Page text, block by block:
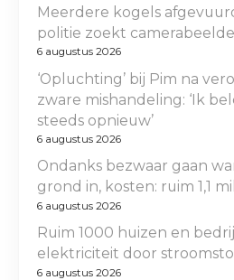
Meerdere kogels
politie zoekt
6 augustus 2026
‘Opluchting’ bij Pim na
zware mishandeling: ‘Ik
steeds opnieuw’
6 augustus 2026
Ondanks bezwaar gaan
grond in, kosten: ruim 1,1
6 augustus 2026
Ruim 1000 huizen en
elektriciteit door
6 augustus 2026